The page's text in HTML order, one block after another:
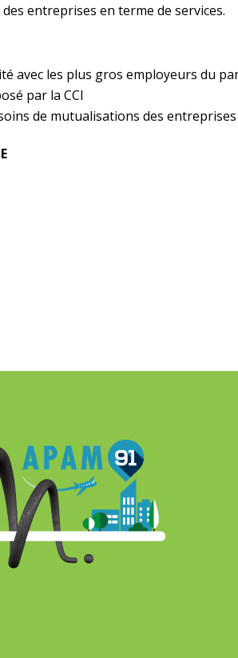
entreprises en terme de services.
avec les plus gros employeurs du
par la CCI
de mutualisations des entreprises